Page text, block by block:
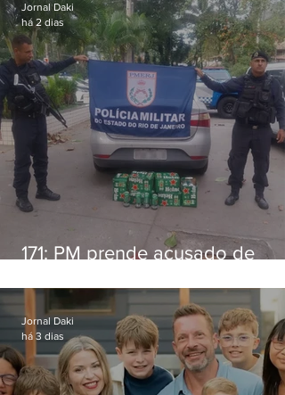
171: PM prende acusado de
Niterói
Jornal Daki
há 2 dias
Jornal Daki
há 3 dias